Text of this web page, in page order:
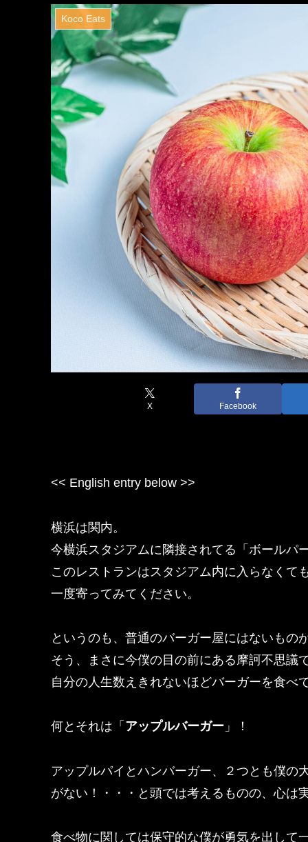
Koco Eats
X Facebook
<< English entry below >>
横浜は関内。
今横浜スタジアムに隣接されてる「ボールパ
このレストランはスタジアム内に入らなくて
一度寄ってみてください。
というのも、普通のバーガー屋にはないもの
そう、まさに今僕の目の前にある摩訶不思議
自分の人生数えきれないほどバーガーを食べ
何とそれは「 アップルバーガー 」！
アップルパイとハンバーガー、２つとも僕の
がない！・・・と頭では考えるものの、心は
食べ物に関しては保守的な僕が勇気を出して